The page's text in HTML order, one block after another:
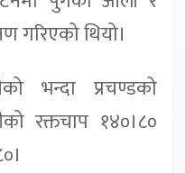
गरिएको थियो।
भन्दा प्रचण्डको
रक्तचाप १४०।८०